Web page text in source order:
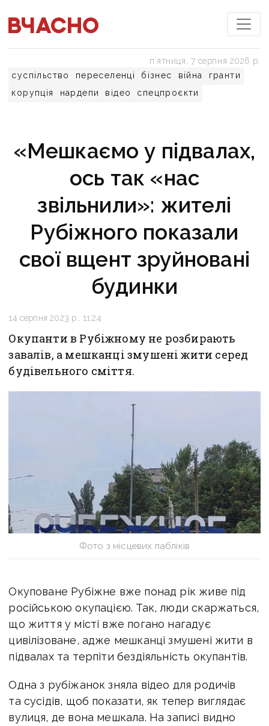
суспільство переселенці бізнес війна
гранти
корупція
нардепи відео спецпроєкти
пʼятниця, 7 серпня 2026 р.
«Мешкаємо у підвалах,
ось так «нас
звільнили»: жителі
Рубіжного показали
свої вщент зруйновані
будинки
14 серпня 2023 р., 11:24
Окупанти в Рубіжному не розбирають
завалів, а мешканці змушені жити серед
будівельного сміття.
Фото з місцевих пабліків
Окуповане Рубіжне вже понад рік живе під
російською окупацією. Так, людискаржаться,
що життя у місті вже погано нагадує
цивілізоване, адже мешканці змушені жити в
підвалах та терпіти бездіяльність окупантів.
Одна з рубіжанок зняла відео для родичів
та сусідів, щоб показати, як тепер виглядає
вулиця, де вона мешкала. На записі видно